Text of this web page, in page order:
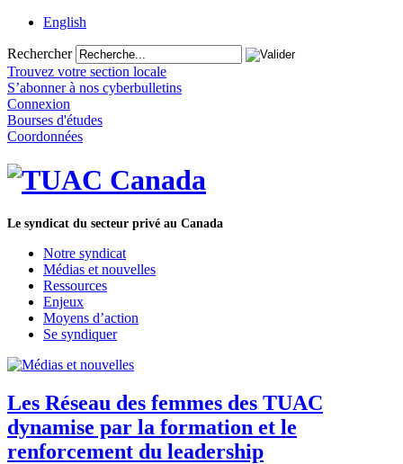
English
Rechercher
Trouvez votre section locale
S’abonner à nos cyberbulletins
Connexion
Bourses d'études
Coordonnées
Le syndicat du secteur privé au Canada
Notre syndicat
Médias et nouvelles
Ressources
Enjeux
Moyens d’action
Se syndiquer
Les Réseau des femmes des TUAC
dynamise par la formation et le
renforcement du leadership